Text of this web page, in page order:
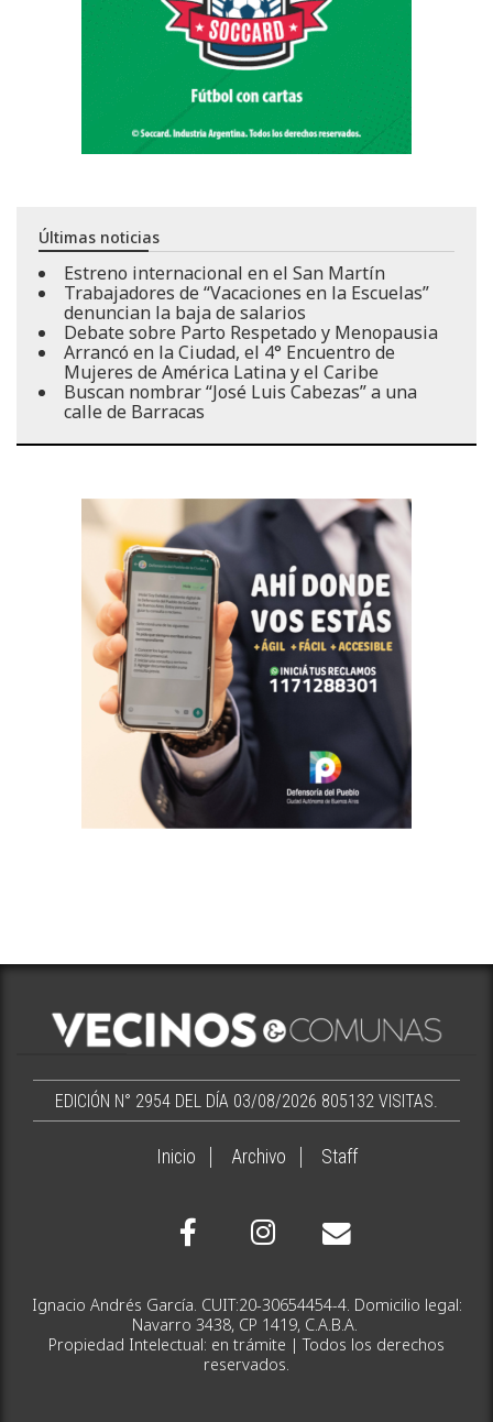
Últimas noticias
Estreno internacional en el San Martín
Trabajadores de “Vacaciones en la Escuelas”
denuncian la baja de salarios
Debate sobre Parto Respetado y Menopausia
Arrancó en la Ciudad, el 4° Encuentro de
Mujeres de América Latina y el Caribe
Buscan nombrar “José Luis Cabezas” a una
calle de Barracas
EDICIÓN N° 2954 DEL DÍA 03/08/2026 805132 VISITAS.
Inicio Archivo Staff
Ignacio Andrés García. CUIT:20-30654454-4. Domicilio legal:
Navarro 3438, CP 1419, C.A.B.A.
Propiedad Intelectual: en trámite | Todos los derechos
reservados.